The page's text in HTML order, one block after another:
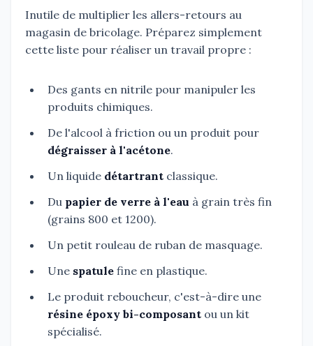
Inutile de multiplier les allers-retours au
magasin de bricolage. Préparez simplement
cette liste pour réaliser un travail propre :
Des gants en nitrile pour manipuler les
produits chimiques.
De l'alcool à friction ou un produit pour
dégraisser à l'acétone.
Un liquide détartrant classique.
Du papier de verre à l'eau à grain très fin
(grains 800 et 1200).
Un petit rouleau de ruban de masquage.
Une spatule fine en plastique.
Le produit reboucheur, c'est-à-dire une
résine époxy bi-composant ou un kit
spécialisé.